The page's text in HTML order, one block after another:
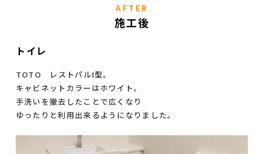
AFTER
施工後
トイレ
TOTO レストパルI型。
キャビネットカラーはホワイト。
手洗いを撤去したことで広くなり
ゆったりと利用出来るようになりました。